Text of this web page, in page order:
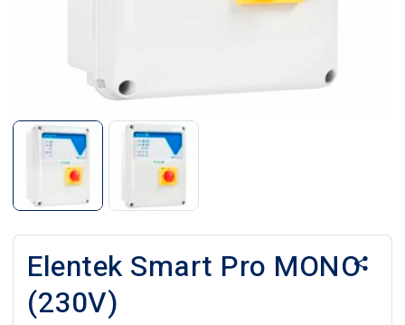
Elentek Smart Pro MONO
(230V)